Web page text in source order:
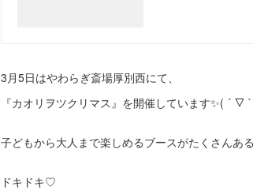
3月5日はやわらぎ斎場厚別西にて、
『カオリヲツクリマス』を開催しています✨( ´ ▽
子どもから大人まで楽しめるブースがたくさんあ
ドキドキ♡